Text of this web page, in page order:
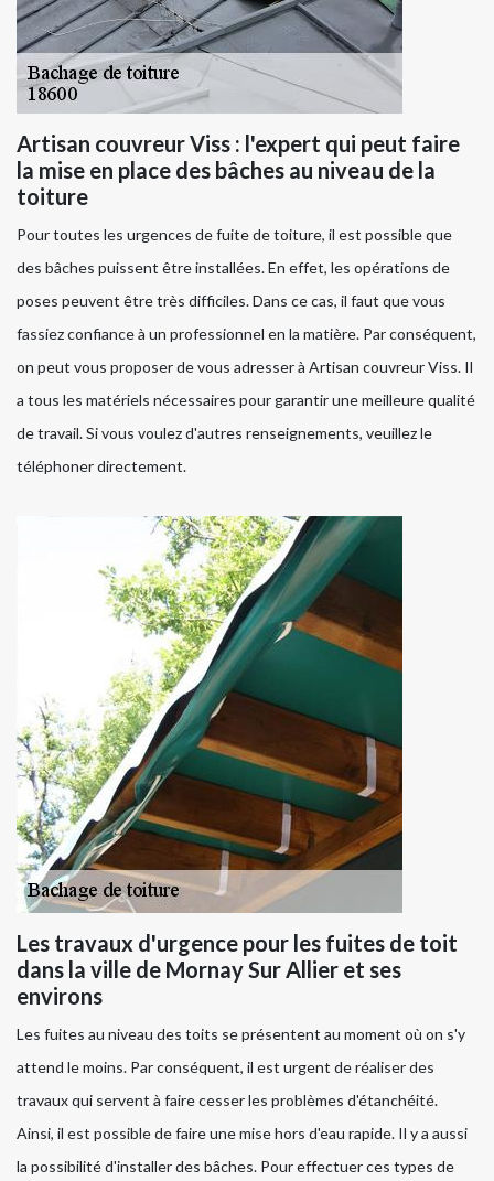
Artisan couvreur Viss : l'expert qui peut faire
la mise en place des bâches au niveau de la
toiture
Pour toutes les urgences de fuite de toiture, il est possible que
des bâches puissent être installées. En effet, les opérations de
poses peuvent être très difficiles. Dans ce cas, il faut que vous
fassiez confiance à un professionnel en la matière. Par conséquent,
on peut vous proposer de vous adresser à Artisan couvreur Viss. Il
a tous les matériels nécessaires pour garantir une meilleure qualité
de travail. Si vous voulez d'autres renseignements, veuillez le
téléphoner directement.
Les travaux d'urgence pour les fuites de toit
dans la ville de Mornay Sur Allier et ses
environs
Les fuites au niveau des toits se présentent au moment où on s'y
attend le moins. Par conséquent, il est urgent de réaliser des
travaux qui servent à faire cesser les problèmes d'étanchéité.
Ainsi, il est possible de faire une mise hors d'eau rapide. Il y a aussi
la possibilité d'installer des bâches. Pour effectuer ces types de